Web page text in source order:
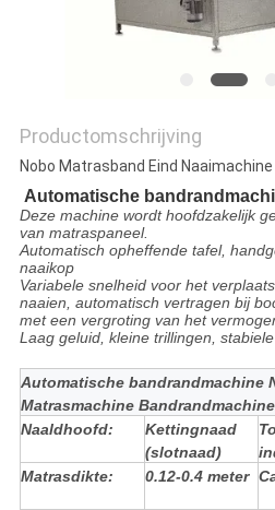
Productomschrijving
Nobo Matrasband Eind
Automatische
Deze machine wordt hoofdzakelijk
van matraspaneel.
Automatisch opheffende tafel,
naaikop
Variabele snelheid voor het
naaien, automatisch vertragen bij
met een vergroting van het
Laag geluid, kleine trillingen,
Automatische bandrandmachine
Matrasmachine Bandrandmachine
Naaldhoofd:
Kettingnaad
(slotnaad)
Matrasdikte: 0.12-0.4 meter